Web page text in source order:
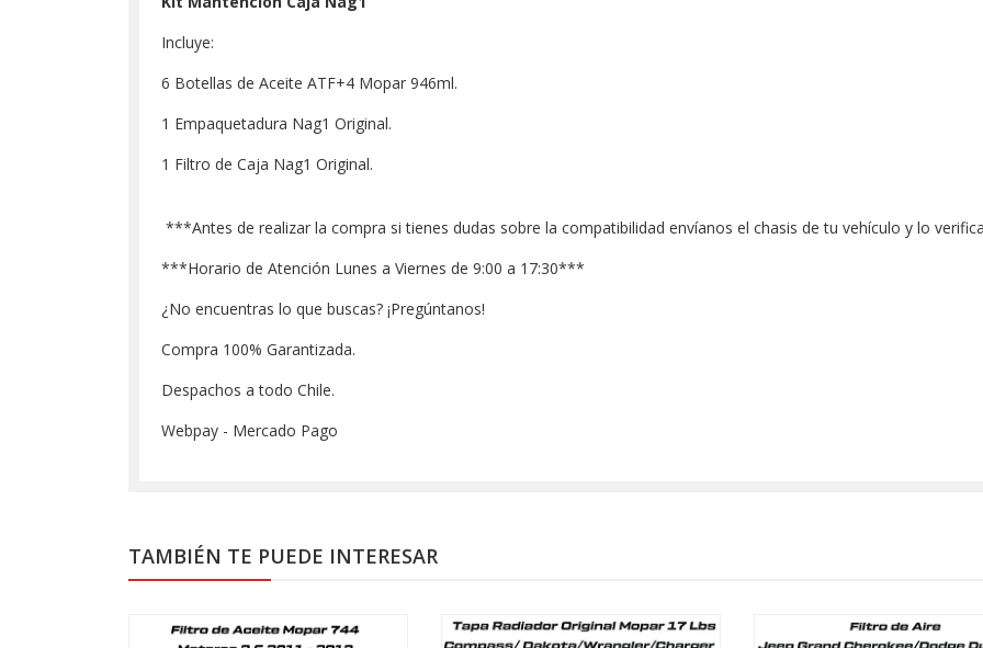
Incluye:
6 Botellas de Aceite ATF+4 Mopar 946ml.
1 Empaquetadura Nag1 Original.
1 Filtro de Caja Nag1 Original.
***Antes de realizar la compra si tienes dudas sobre la compatibilidad envíanos el chasis de tu vehículo y lo
***Horario de Atención Lunes a Viernes de 9:00 a 17:30***
¿No encuentras lo que buscas? ¡Pregúntanos!
Compra 100% Garantizada.
Despachos a todo Chile.
Webpay - Mercado Pago
TAMBIÉN TE PUEDE INTERESAR